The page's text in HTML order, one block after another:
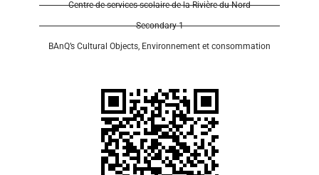
Centre de services scolaire de la Rivière-du-Nord
Secondary 1
BAnQ’s Cultural Objects, Environnement et consommation